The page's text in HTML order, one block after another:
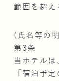
範囲を超え
(氏名等の
第3条
当ホテル
「宿泊予